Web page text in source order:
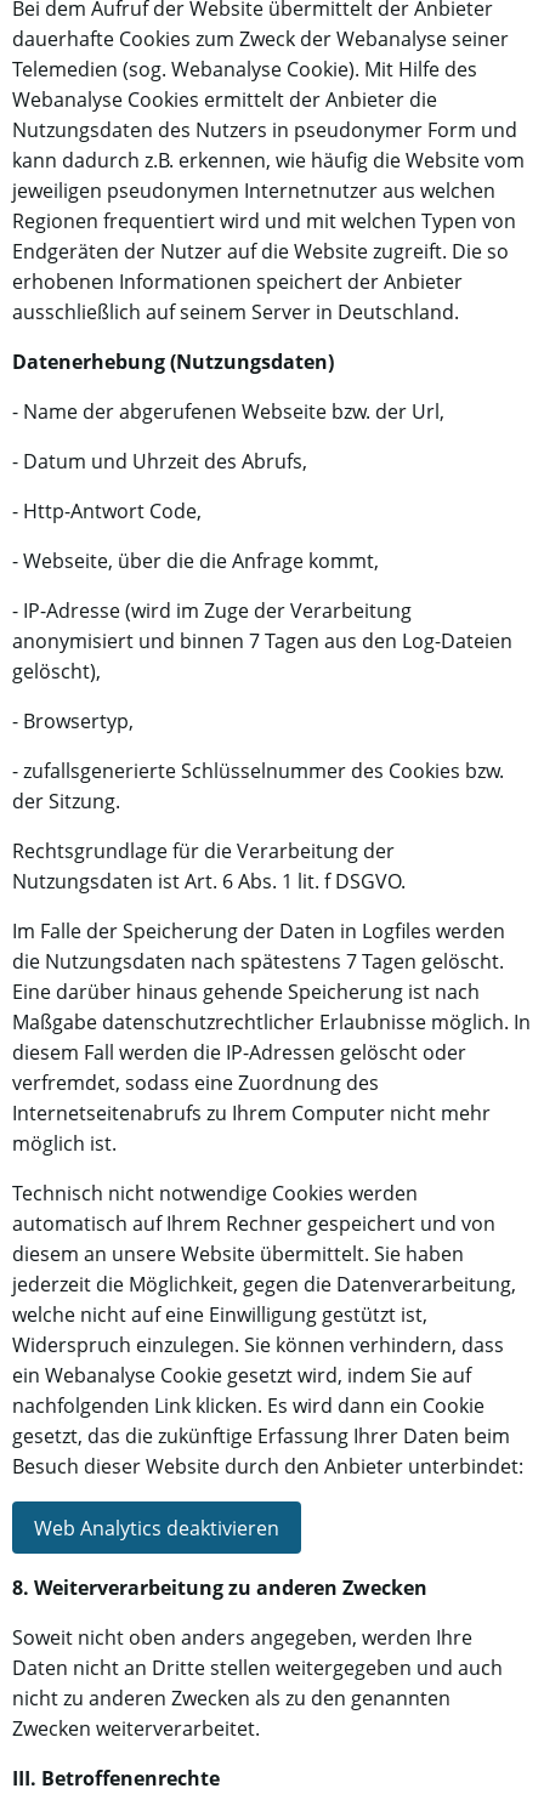
Bei dem Aufruf der Website übermittelt der Anbieter
dauerhafte Cookies zum Zweck der Webanalyse seiner
Telemedien (sog. Webanalyse Cookie). Mit Hilfe des
Webanalyse Cookies ermittelt der Anbieter die
Nutzungsdaten des Nutzers in pseudonymer Form und
kann dadurch z.B. erkennen, wie häufig die Website vom
jeweiligen pseudonymen Internetnutzer aus welchen
Regionen frequentiert wird und mit welchen Typen von
Endgeräten der Nutzer auf die Website zugreift. Die so
erhobenen Informationen speichert der Anbieter
ausschließlich auf seinem Server in Deutschland.
Datenerhebung (Nutzungsdaten)
- Name der abgerufenen Webseite bzw. der Url,
- Datum und Uhrzeit des Abrufs,
- Http-Antwort Code,
- Webseite, über die die Anfrage kommt,
- IP-Adresse (wird im Zuge der Verarbeitung
anonymisiert und binnen 7 Tagen aus den Log-Dateien
gelöscht),
- Browsertyp,
- zufallsgenerierte Schlüsselnummer des Cookies bzw.
der Sitzung.
Rechtsgrundlage für die Verarbeitung der
Nutzungsdaten ist Art. 6 Abs. 1 lit. f DSGVO.
Im Falle der Speicherung der Daten in Logfiles werden
die Nutzungsdaten nach spätestens 7 Tagen gelöscht.
Eine darüber hinaus gehende Speicherung ist nach
Maßgabe datenschutzrechtlicher Erlaubnisse möglich. In
diesem Fall werden die IP-Adressen gelöscht oder
verfremdet, sodass eine Zuordnung des
Internetseitenabrufs zu Ihrem Computer nicht mehr
möglich ist.
Technisch nicht notwendige Cookies werden
automatisch auf Ihrem Rechner gespeichert und von
diesem an unsere Website übermittelt. Sie haben
jederzeit die Möglichkeit, gegen die Datenverarbeitung,
welche nicht auf eine Einwilligung gestützt ist,
Widerspruch einzulegen. Sie können verhindern, dass
ein Webanalyse Cookie gesetzt wird, indem Sie auf
nachfolgenden Link klicken. Es wird dann ein Cookie
gesetzt, das die zukünftige Erfassung Ihrer Daten beim
Besuch dieser Website durch den Anbieter unterbindet:
Web Analytics deaktivieren
8. Weiterverarbeitung zu anderen Zwecken
Soweit nicht oben anders angegeben, werden Ihre
Daten nicht an Dritte stellen weitergegeben und auch
nicht zu anderen Zwecken als zu den genannten
Zwecken weiterverarbeitet.
III. Betroffenenrechte